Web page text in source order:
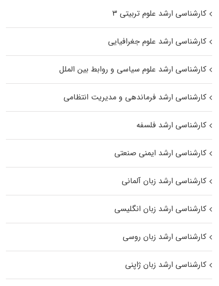
کارشناسی ارشد علوم تربیتی ۳
کارشناسی ارشد علوم جغرافیایی
کارشناسی ارشد علوم سیاسی و روابط بین الملل
کارشناسی ارشد فرماندهی و مدیریت انتظامی
کارشناسی ارشد فلسفه
کارشناسی ارشد ایمنی صنعتی
کارشناسی ارشد زبان آلمانی
کارشناسی ارشد زبان انگلیسی
کارشناسی ارشد زبان روسی
کارشناسی ارشد زبان ژاپنی